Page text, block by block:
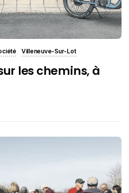
Villeneuve-Sur-Lot
les chemins, à